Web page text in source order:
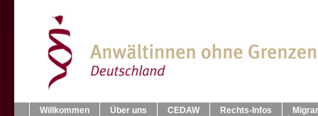
Willkommen Über uns CEDAW Rechts-Infos